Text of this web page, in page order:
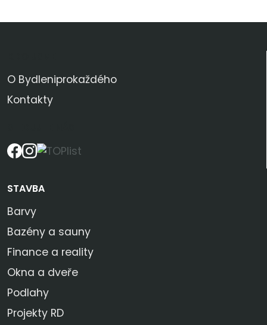
O Bydleniprokaždého
Kontakty
STAVBA
Barvy
Bazény a sauny
Finance a reality
Okna a dveře
Podlahy
Projekty RD